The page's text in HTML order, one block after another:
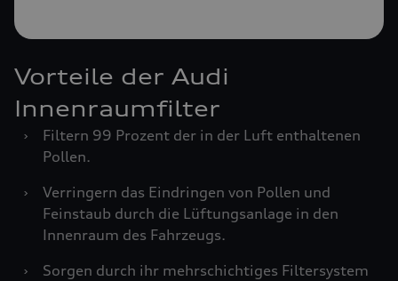
Vorteile der Audi
Innenraumfilter
›
Filtern 99 Prozent der in der Luft enthaltenen
Pollen.
›
Verringern das Eindringen von Pollen und
Feinstaub durch die Lüftungsanlage in den
Innenraum des Fahrzeugs.
›
Sorgen durch ihr mehrschichtiges Filtersystem